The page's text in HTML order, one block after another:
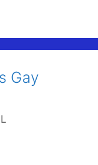
Gay